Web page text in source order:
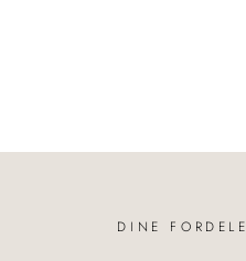
DINE FORDELE